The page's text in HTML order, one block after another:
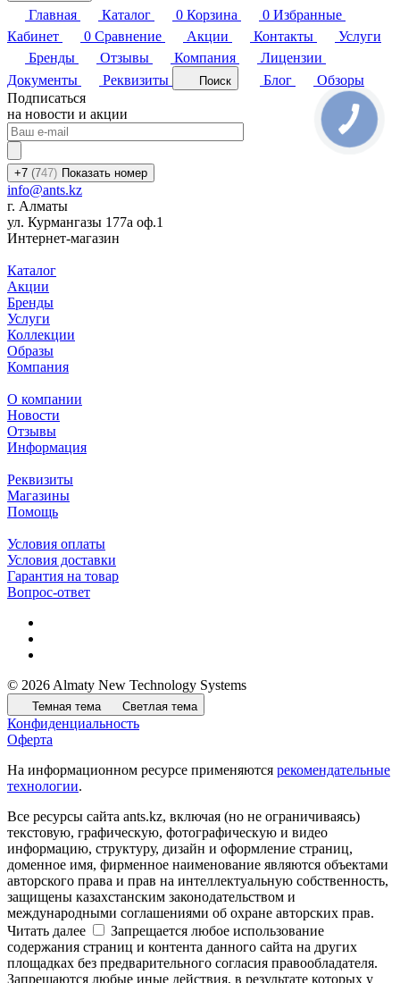
Главная Каталог 0 Корзина 0 Избранные
Кабинет
0 Сравнение Акции Контакты
Услуги
Бренды
Отзывы Компания
Лицензии
Документы
Реквизиты Поиск Блог
Обзоры
Подписаться
на новости и акции
+7 (747) Показать номер
info@ants.kz
г. Алматы
ул. Курмангазы 177а оф.1
Интернет-магазин
Каталог
Акции
Бренды
Услуги
Коллекции
Образы
Компания
О компании
Новости
Отзывы
Информация
Реквизиты
Магазины
Помощь
Условия оплаты
Условия доставки
Гарантия на товар
Вопрос-ответ
© 2026 Almaty New Technology Systems
Темная тема Светлая тема
Конфиденциальность
Оферта
На информационном ресурсе применяются рекомендательные
технологии.
Все ресурсы сайта ants.kz, включая (но не ограничиваясь)
текстовую, графическую, фотографическую и видео
информацию, структуру, дизайн и оформление страниц,
доменное имя, фирменное наименование являются объектами
авторского права и прав на интеллектуальную собственность,
защищены казахстанским законодательством и
международными соглашениями об охране авторских прав.
Читать далее
Запрещается любое использование
содержания страниц и контента данного сайта на других
площадках без предварительного согласия правообладателя.
Запрещаются любые иные действия, в результате которых у